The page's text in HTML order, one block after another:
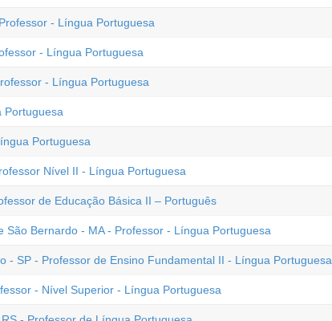
- Língua Portuguesa
- Língua Portuguesa
- Língua Portuguesa
Portuguesa
Portuguesa
Nível II - Língua Portuguesa
de Educação Básica II – Português
Bernardo - MA - Professor - Língua Portuguesa
- SP - Professor de Ensino Fundamental II - Língua Portuguesa
- Nível Superior - Língua Portuguesa